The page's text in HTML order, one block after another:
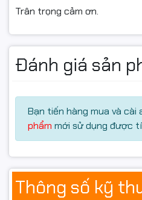
Trân trọng cảm ơn.
Đánh giá sản
Bạn tiến hàng mua và cài
phẩm mới sử dụng được
Thông số kỹ